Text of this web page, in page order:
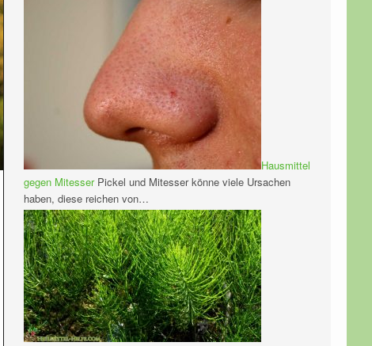
Hausmittel
gegen MitesserPickel und Mitesser könne viele Ursachen
haben, diese reichen von…